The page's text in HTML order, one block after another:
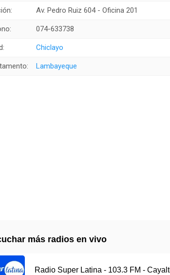
Av. Pedro Ruiz 604 - Oficina 201
074-633738
Chiclayo
Lambayeque
más radios en vivo
Radio Super Latina - 103.3 FM -